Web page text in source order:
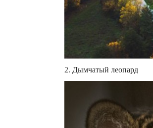
2. Дымчатый леопард